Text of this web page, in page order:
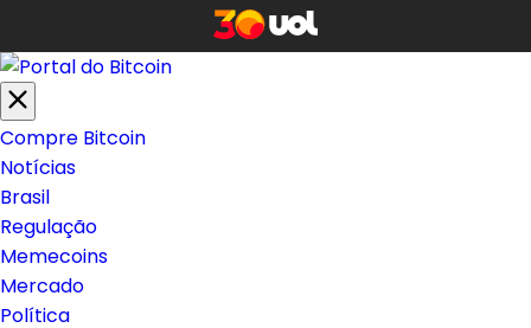
Compre Bitcoin
Notícias
Brasil
Regulação
Memecoins
Mercado
Política